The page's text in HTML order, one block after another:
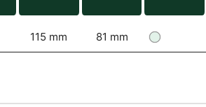
115 mm 81 mm